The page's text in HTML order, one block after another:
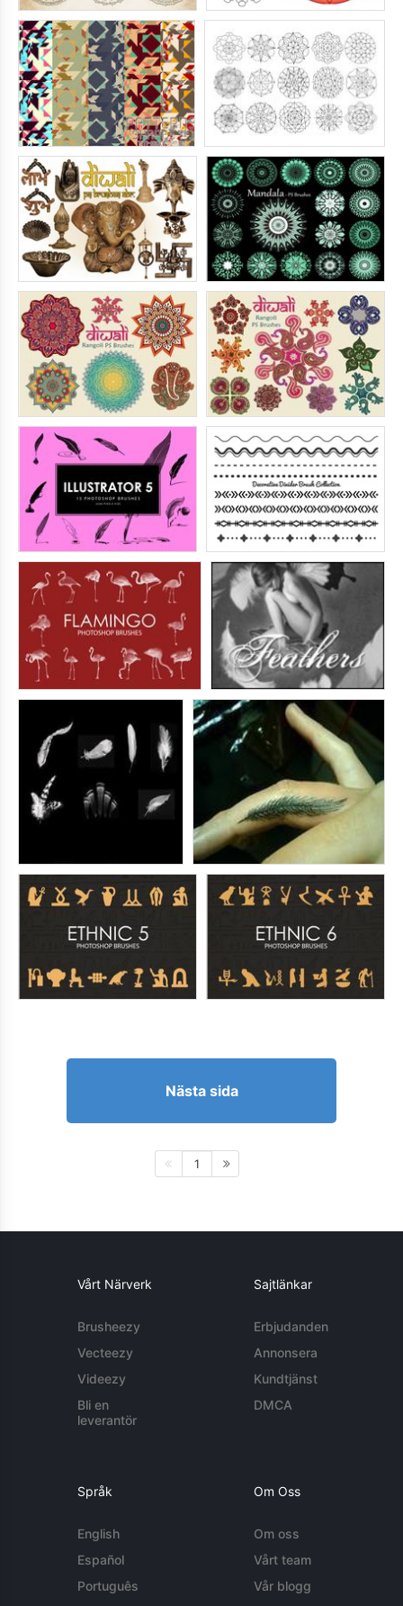
Nästa sida
1
Vårt Närverk
Brusheezy
Vecteezy
Videezy
Bli en
leverantör
Sajtlänkar
Erbjudanden
Annonsera
Kundtjänst
DMCA
Språk
English
Español
Português
Om Oss
Om oss
Vårt team
Vår blogg